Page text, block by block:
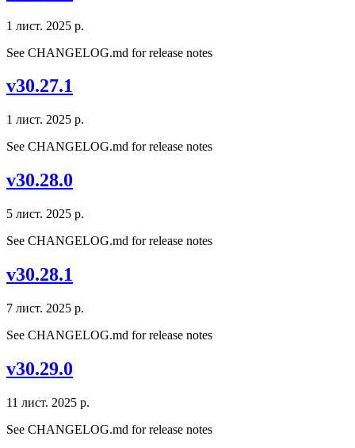
1 лист. 2025 р.
See CHANGELOG.md for release notes
v30.27.1
1 лист. 2025 р.
See CHANGELOG.md for release notes
v30.28.0
5 лист. 2025 р.
See CHANGELOG.md for release notes
v30.28.1
7 лист. 2025 р.
See CHANGELOG.md for release notes
v30.29.0
11 лист. 2025 р.
See CHANGELOG.md for release notes